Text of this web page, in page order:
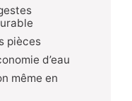
pièces
d’eau
même en